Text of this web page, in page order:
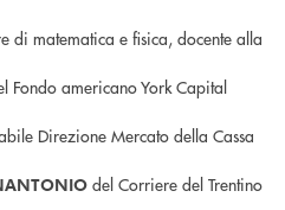
di matematica e fisica, docente alla
Fondo americano York Capital
Direzione Mercato della Cassa
del Corriere del Trentino